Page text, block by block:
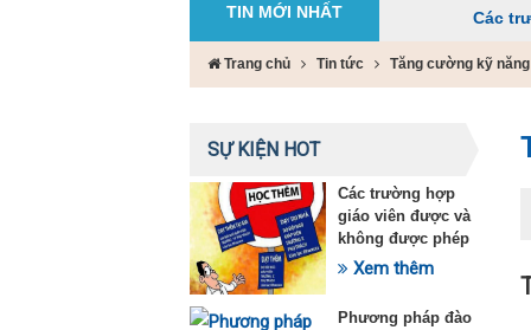
Các trường hợp
TIN MỚI NHẤT
Trang chủ Tin tức Tăng cường kỹ
SỰ KIỆN HOT
Các trường hợp
giáo viên được và
không được phép
dạy thêm theo
Xem thêm
Phương pháp đào